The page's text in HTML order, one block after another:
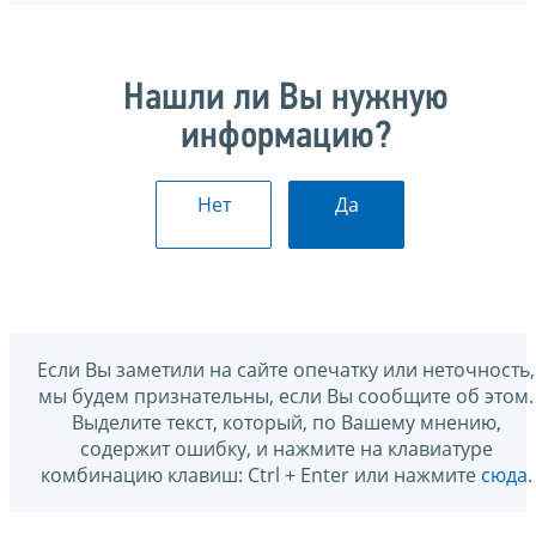
Нашли ли Вы нужную
информацию?
Нет Да
Если Вы заметили на сайте опечатку или неточность,
мы будем признательны, если Вы сообщите об этом.
Выделите текст, который, по Вашему мнению,
содержит ошибку, и нажмите на клавиатуре
комбинацию клавиш: Ctrl + Enter или нажмите сюда.